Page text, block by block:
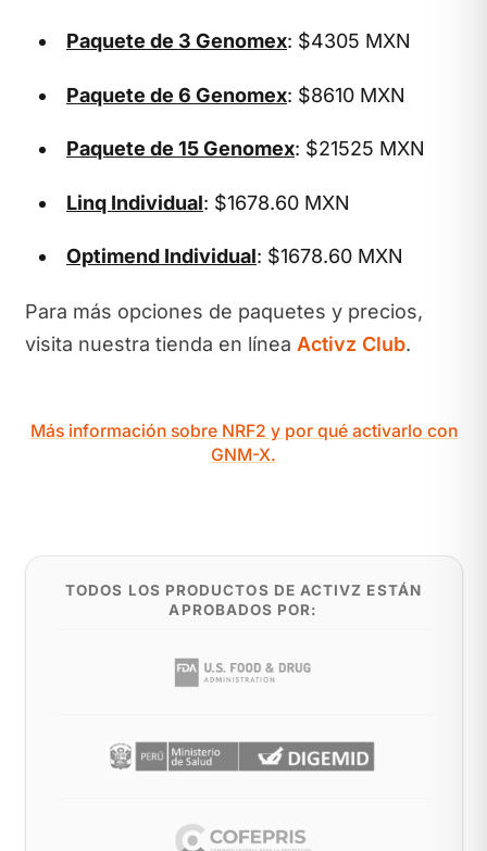
Paquete de 3 Genomex: $4305 MXN
Paquete de 6 Genomex: $8610 MXN
Paquete de 15 Genomex: $21525 MXN
Linq Individual: $1678.60 MXN
Optimend Individual: $1678.60 MXN
Para más opciones de paquetes y precios,
visita nuestra tienda en línea Activz Club.
Más información sobre NRF2 y por qué activarlo con
GNM-X.
TODOS LOS PRODUCTOS DE ACTIVZ ESTÁN
APROBADOS POR: